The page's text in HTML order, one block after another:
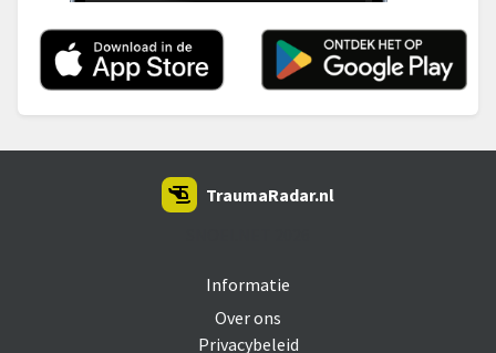
Informatie
Over ons
Privacybeleid
TraumaRadar.nl